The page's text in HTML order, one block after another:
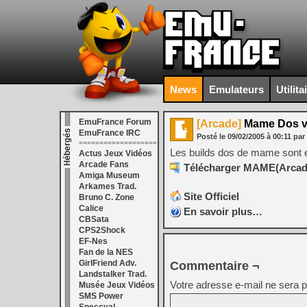
News Emulateurs
EmuFrance Forum
EmuFrance IRC
===================
Actus Jeux Vidéos
Arcade Fans
Amiga Museum
Arkames Trad.
Bruno C. Zone
Calice
CBSata
CPS2Shock
EF-Nes
Fan de la NES
GirlFriend Adv.
Landstalker Trad.
Musée Jeux Vidéos
SMS Power
[Arcade] Mame Dos
Posté le 09/02/2005 à 00:11 par
Les builds dos de mame sont
Télécharger
Site Officiel
En savoir plus…
Commentaire ¬
Votre adresse e-mail ne sera